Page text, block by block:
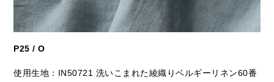
P25 / O
使用生地：IN50721 洗いこまれた綾織りベルギーリネン60番